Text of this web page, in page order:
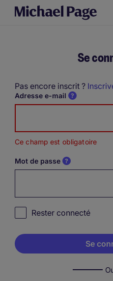
Se
Pas encore inscrit ?
Adresse e-mail
Ce champ est obligatoire
Mot de passe
Rester connecté